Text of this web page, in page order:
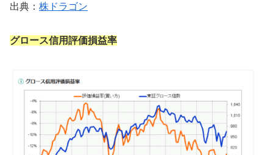
出典： 株ドラゴン
グロース信用評価損益率